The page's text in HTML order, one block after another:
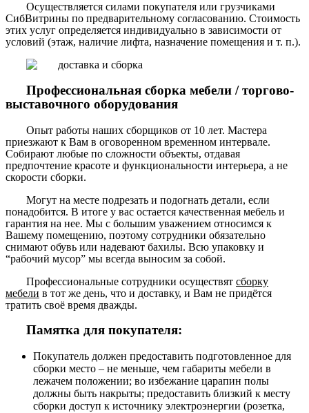
Осуществляется силами покупателя или грузчиками
СибВитрины по предварительному согласованию. Стоимость
этих услуг определяется индивидуально в зависимости от
условий (этаж, наличие лифта, назначение помещения и т. п.).
Профессиональная сборка мебели / торгово-
выставочного оборудования
Опыт работы наших сборщиков от 10 лет. Мастера
приезжают к Вам в оговоренном временном интервале.
Собирают любые по сложности объекты, отдавая
предпочтение красоте и функциональности интерьера, а не
скорости сборки.
Могут на месте подрезать и подогнать детали, если
понадобится. В итоге у вас остается качественная мебель и
гарантия на нее. Мы с большим уважением относимся к
Вашему помещению, поэтому сотрудники обязательно
снимают обувь или надевают бахилы. Всю упаковку и
“рабочий мусор” мы всегда выносим за собой.
Профессиональные сотрудники осуществят сборку
мебели в тот же день, что и доставку, и Вам не придётся
тратить своё время дважды.
Памятка для покупателя:
Покупатель должен предоставить подготовленное для
сборки место – не меньше, чем габариты мебели в
лежачем положении; во избежание царапин полы
должны быть накрыты; предоставить близкий к месту
сборки доступ к источнику электроэнергии (розетка,